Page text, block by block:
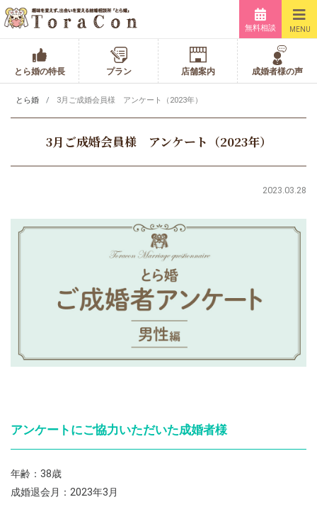
無料相談 MENU
とら婚の特長 プラン 店舗案内 成婚者様の声
とら婚 3月ご成婚会員様 アンケート（2023年）
3月ご成婚会員様 アンケート（2023年）
2023.03.28
アンケートにご協力いただいた成婚者様
年齢：38歳
成婚退会月：2023年3月